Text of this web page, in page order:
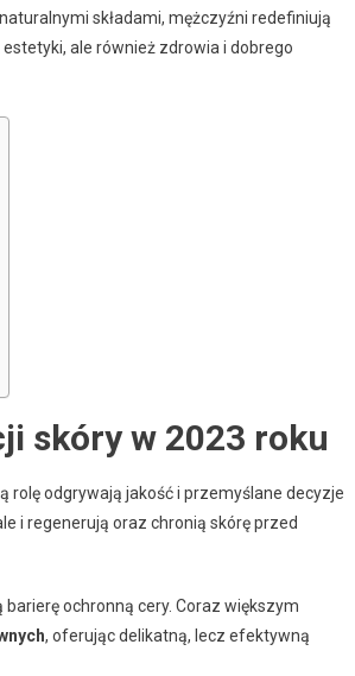
składami, mężczyźni redefiniują
ale również zdrowia i dobrego
skóry w 2023 roku
odgrywają jakość i przemyślane decyzje
i regenerują oraz chronią skórę przed
ochronną cery. Coraz większym
, oferując delikatną, lecz efektywną